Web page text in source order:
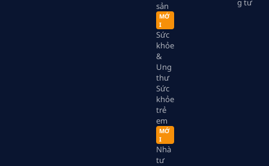
sản
MỚ
I
Sức
khỏe
&
Ung
thư
Sức
khỏe
trẻ
em
MỚ
I
Nhà
tư
g tư